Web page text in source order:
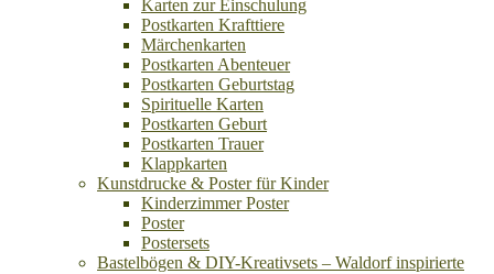
Karten zur Einschulung
Postkarten Krafttiere
Märchenkarten
Postkarten Abenteuer
Postkarten Geburtstag
Spirituelle Karten
Postkarten Geburt
Postkarten Trauer
Klappkarten
Kunstdrucke & Poster für Kinder
Kinderzimmer Poster
Poster
Postersets
Bastelbögen & DIY-Kreativsets – Waldorf inspirierte